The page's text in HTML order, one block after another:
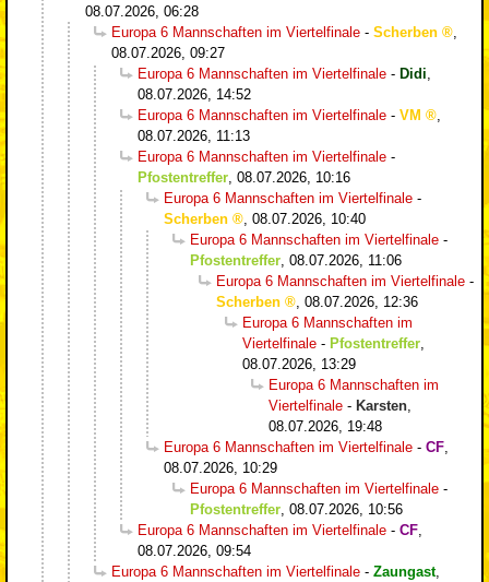
08.07.2026, 06:28
Europa 6 Mannschaften im Viertelfinale - Scherben
08.07.2026, 09:27
Europa 6 Mannschaften im Viertelfinale - Didi
08.07.2026, 14:52
Europa 6 Mannschaften im Viertelfinale - VM
08.07.2026, 11:13
Europa 6 Mannschaften im Viertelfinale -
Pfostentreffer 08.07.2026, 10:16
Europa 6 Mannschaften im Viertelfinale -
Scherben
08.07.2026, 10:40
Europa 6 Mannschaften im Viertelfinale -
Pfostentreffer 08.07.2026, 11:06
Europa 6 Mannschaften im Viertelfinale -
Scherben
08.07.2026, 12:36
Europa 6 Mannschaften im
Viertelfinale - Pfostentreffer
08.07.2026, 13:29
Europa 6 Mannschaften im
Viertelfinale - Karsten
08.07.2026, 19:48
Europa 6 Mannschaften im Viertelfinale - CF
08.07.2026, 10:29
Europa 6 Mannschaften im Viertelfinale -
Pfostentreffer 08.07.2026, 10:56
Europa 6 Mannschaften im Viertelfinale - CF
08.07.2026, 09:54
Europa 6 Mannschaften im Viertelfinale - Zaungast,